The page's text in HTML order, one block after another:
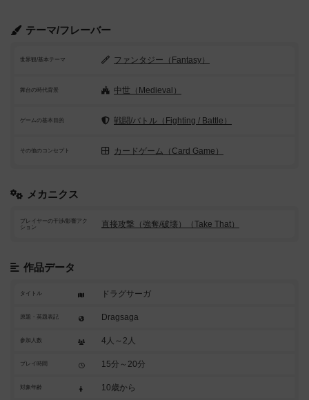
テーマ/フレーバー
世界観/基本テーマ ファンタジー（Fantasy）
舞台の時代背景 中世（Medieval）
ゲームの基本目的 戦闘/バトル（Fighting / Battle）
その他のコンセプト カードゲーム（Card Game）
メカニクス
プレイヤーの干渉/影響アク
ション
直接攻撃（強奪/破壊）（Take That）
作品データ
タイトル ドラグサーガ
原題・英題表記 Dragsaga
参加人数 4人～2人
プレイ時間 15分～20分
対象年齢 10歳から